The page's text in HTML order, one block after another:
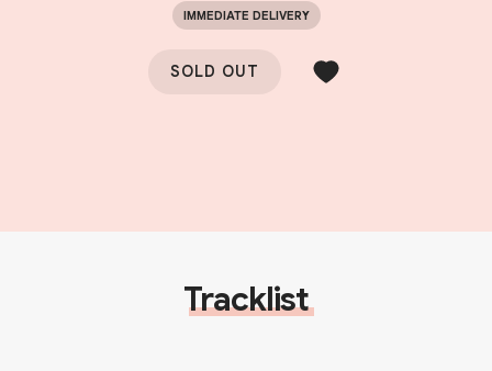
IMMEDIATE DELIVERY
SOLD OUT
Tracklist